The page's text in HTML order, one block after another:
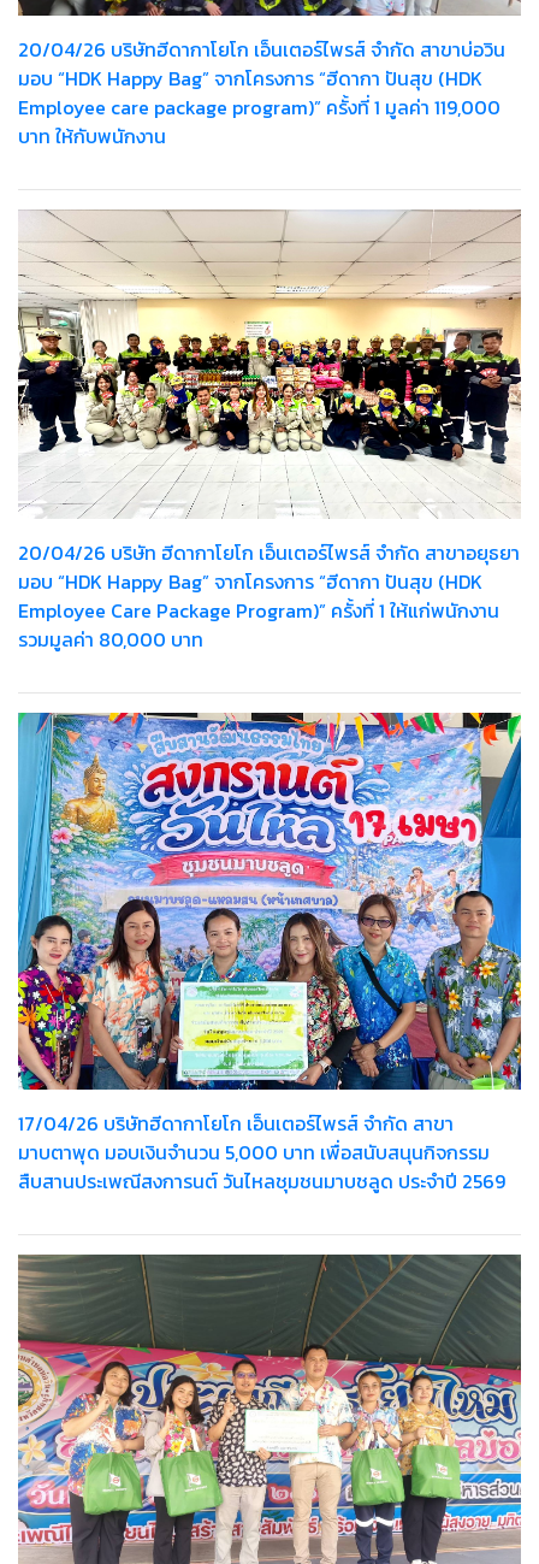
20/04/26 บริษัทฮีดากาโยโก เอ็นเตอร์ไพรส์ จำกัด สาขาบ่อวิน
มอบ “HDK Happy Bag” จากโครงการ “ฮีดากา ปันสุข (HDK
Employee care package program)” ครั้งที่ 1 มูลค่า 119,000
บาท ให้กับพนักงาน
20/04/26 บริษัท ฮีดากาโยโก เอ็นเตอร์ไพรส์ จำกัด สาขาอยุธยา
มอบ “HDK Happy Bag” จากโครงการ “ฮีดากา ปันสุข (HDK
Employee Care Package Program)” ครั้งที่ 1 ให้แก่พนักงาน
รวมมูลค่า 80,000 บาท
17/04/26 บริษัทฮีดากาโยโก เอ็นเตอร์ไพรส์ จำกัด สาขา
มาบตาพุด มอบเงินจำนวน 5,000 บาท เพื่อสนับสนุนกิจกรรม
สืบสานประเพณีสงการนต์ วันไหลชุมชนมาบชลูด ประจำปี 2569